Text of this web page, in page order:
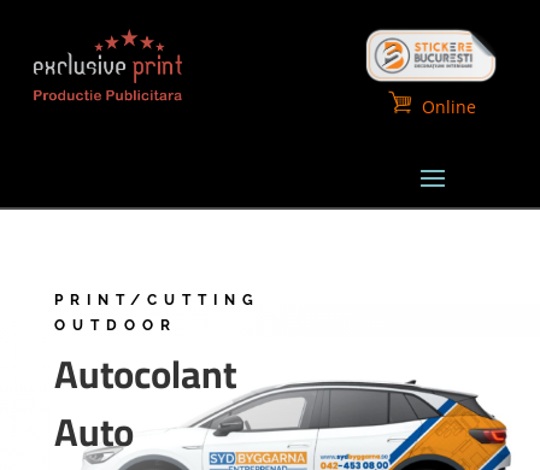
Online
PRINT/CUTTING
OUTDOOR
Autocolant
Auto